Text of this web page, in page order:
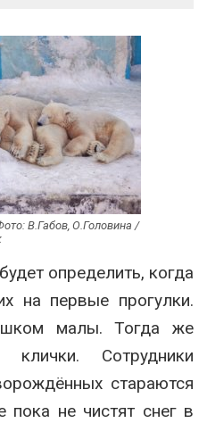
В.Габов, О.Головина /
определить, когда
на первые прогулки.
малы. Тогда же
Сотрудники
стараются
пока не чистят снег в